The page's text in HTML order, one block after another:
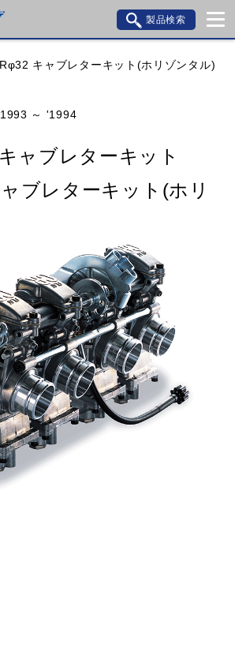
製品検索
閉じる
キャブレターキット(ホリゾンタル)
～ '1994
ャブレターキット
ブレターキット(ホリ